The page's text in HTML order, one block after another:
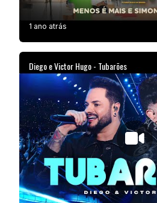
1 ano atrás
Diego e Victor Hugo - Tubarões